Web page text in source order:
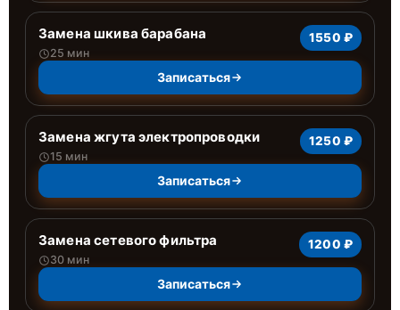
Замена шкива барабана
25 мин
1550 ₽
Записаться
Замена жгута электропроводки
15 мин
1250 ₽
Записаться
Замена сетевого фильтра
30 мин
1200 ₽
Записаться